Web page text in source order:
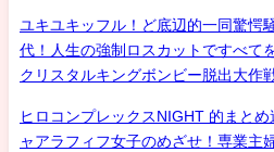
ユキユキッフル！ど底辺的一同驚愕
代！人生の強制ロスカットですべて
クリスタルキングボンビー脱出大作
ヒロコンプレックスNIGHT 的まと
ャアラフィフ女子のめざせ！専業主